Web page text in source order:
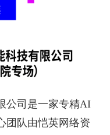
公司是一家专精AI
团队由恺英网络资